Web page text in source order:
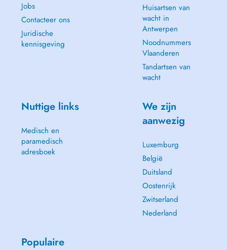
Jobs
Contacteer ons
Juridische
kennisgeving
Huisartsen van
wacht in
Antwerpen
Noodnummers
Vlaanderen
Tandartsen van
wacht
Nuttige links
Medisch en
paramedisch
adresboek
We zijn
aanwezig
Luxemburg
België
Duitsland
Oostenrijk
Zwitserland
Nederland
Populaire